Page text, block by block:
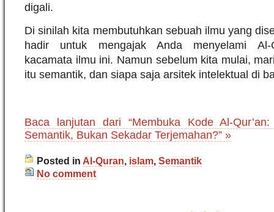
digali.
Di sinilah kita membutuhkan sebuah ilmu yang
hadir untuk mengajak Anda menyelami Al-
kacamata ilmu ini. Namun sebelum kita mulai,
itu semantik, dan siapa saja arsitek intelektual di
Baca lanjutan dari “Membuka Kode Al-
Semantik, Bukan Sekadar Terjemahan?” »
Posted in Al-Quran, islam, Semantik
No comment